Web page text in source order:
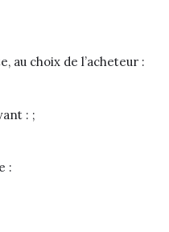
au choix de l’acheteur :
: ;
: